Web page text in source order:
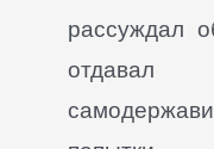
рассуждал